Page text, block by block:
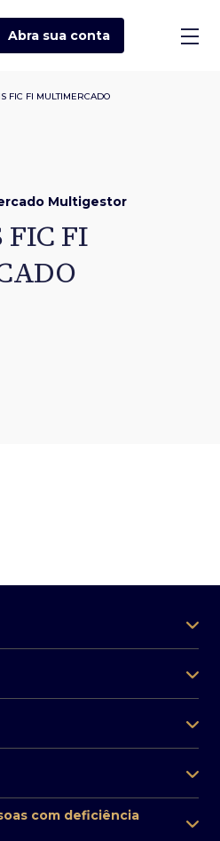
Abra sua conta
FIC FI MULTIMERCADO
Multigestor
FIC FI
com deficiência